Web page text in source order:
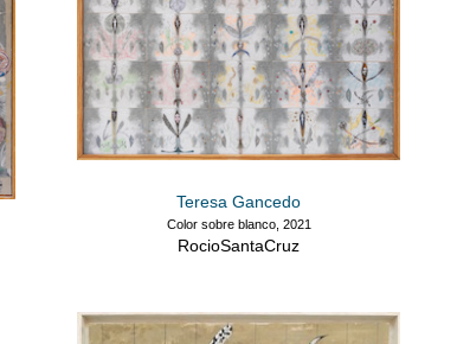
Teresa Gancedo
Color sobre blanco, 2021
RocioSantaCruz